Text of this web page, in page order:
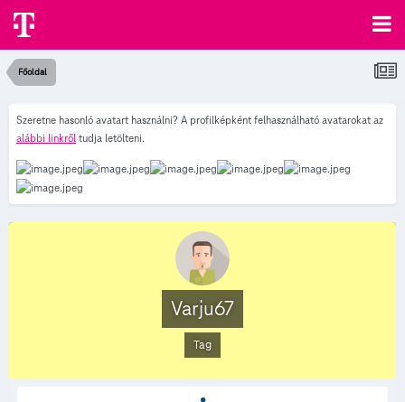
Főoldal
Szeretne hasonló avatart használni? A profilképként felhasználható avatarokat az
alábbi linkről tudja letölteni.
Varju67
Tag